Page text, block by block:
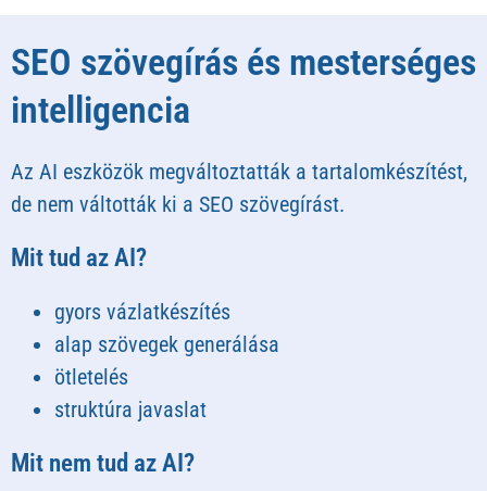
SEO szövegírás és mesterséges
intelligencia
Az AI eszközök megváltoztatták a tartalomkészítést,
de nem váltották ki a SEO szövegírást.
Mit tud az AI?
gyors vázlatkészítés
alap szövegek generálása
ötletelés
struktúra javaslat
Mit nem tud az AI?